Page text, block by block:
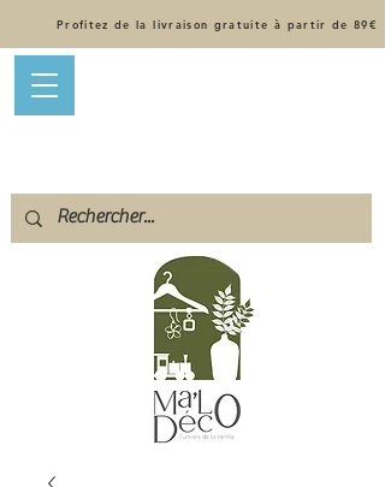
Profitez de la livraison gratuite à partir de 89€